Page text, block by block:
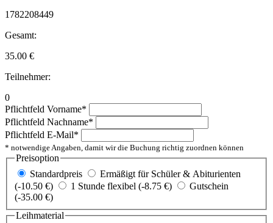
1782208449
Gesamt:
35.00 €
Teilnehmer:
0
Pflichtfeld Vorname*
Pflichtfeld Nachname*
Pflichtfeld E-Mail*
* notwendige Angaben, damit wir die Buchung richtig zuordnen können
Preisoption
Standardpreis
Ermäßigt für Schüler & Abiturienten
(-10.50 €)
1 Stunde flexibel (-8.75 €)
Gutschein
(-35.00 €)
Leihmaterial